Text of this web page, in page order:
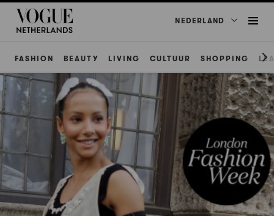
NEDERLAND
FASHION BEAUTY LIVING CULTUUR SHOPPING